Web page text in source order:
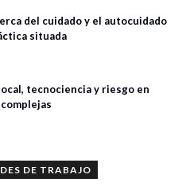
del cuidado y el autocuidado
situada
tecnociencia y riesgo en
DE TRABAJO